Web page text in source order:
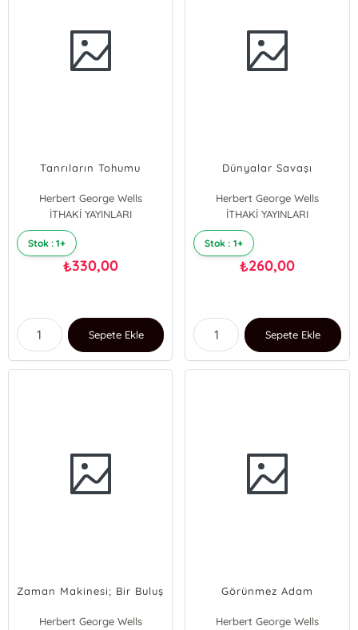
Tanrıların Tohumu
Herbert George Wells
İTHAKİ YAYINLARI
Stok : 1+
₺330,00
Sepete Ekle
Dünyalar Savaşı
Herbert George Wells
İTHAKİ YAYINLARI
Stok : 1+
₺260,00
Sepete Ekle
Zaman Makinesi; Bir Buluş
Herbert George Wells
Görünmez Adam
Herbert George Wells